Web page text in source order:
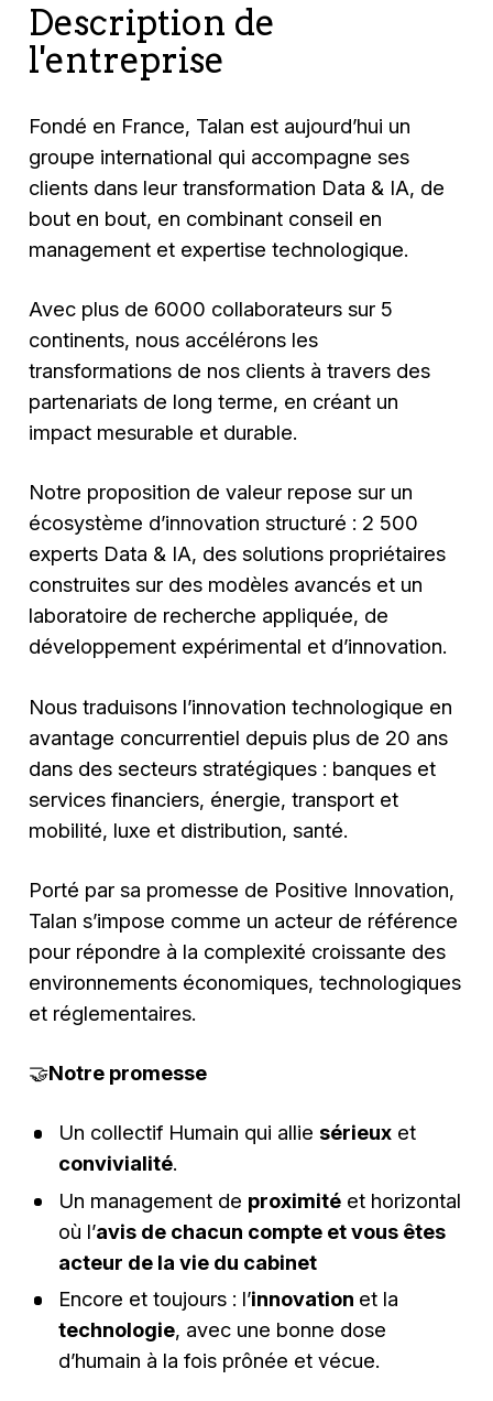
Description de
l'entreprise
Fondé en France, Talan est aujourd’hui un
groupe international qui accompagne ses
clients dans leur transformation Data & IA, de
bout en bout, en combinant conseil en
management et expertise technologique.
Avec plus de 6000 collaborateurs sur 5
continents, nous accélérons les
transformations de nos clients à travers des
partenariats de long terme, en créant un
impact mesurable et durable.
Notre proposition de valeur repose sur un
écosystème d’innovation structuré : 2 500
experts Data & IA, des solutions propriétaires
construites sur des modèles avancés et un
laboratoire de recherche appliquée, de
développement expérimental et d’innovation.
Nous traduisons l’innovation technologique en
avantage concurrentiel depuis plus de 20 ans
dans des secteurs stratégiques : banques et
services financiers, énergie, transport et
mobilité, luxe et distribution, santé.
Porté par sa promesse de Positive Innovation,
Talan s’impose comme un acteur de référence
pour répondre à la complexité croissante des
environnements économiques, technologiques
et réglementaires.
🤝Notre promesse
Un collectif Humain qui allie sérieuxet
convivialité.
Un management de proximitéet horizontal
où l’avis de chacun compte et vous êtes
acteur de la vie du cabinet
Encore et toujours : l’innovation et la
technologie, avec une bonne dose
d’humain à la fois prônée et vécue.